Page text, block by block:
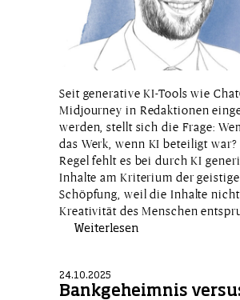
Seit generative KI-Tools wie
Midjourney in Redaktionen
werden, stellt sich die Frage:
das Werk, wenn KI beteiligt
Regel fehlt es bei durch KI
Inhalte am Kriterium der
Schöpfung, weil die Inhalte
Kreativität des Menschen
Weiterlesen
24.10.2025
Bankgeheimnis